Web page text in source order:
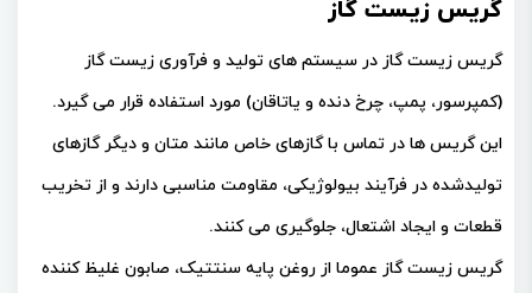
گریس زیست گاز
گریس زیست گاز در سیستم های تولید و فرآوری زیست گاز
(کمپرسور، پمپ، چرخ دنده و یاتاقان) مورد استفاده قرار می گیرد.
این گریس ها در تماس با گازهای خاص مانند متان و دیگر گازهای
تولیدشده در فرآیند بیولوژیکی، مقاومت مناسبی دارند و از تخریب
قطعات و ایجاد اشتعال، جلوگیری می کنند.
گریس زیست گاز عموما از روغن پایه سنتتیک، صابون غلیظ کننده